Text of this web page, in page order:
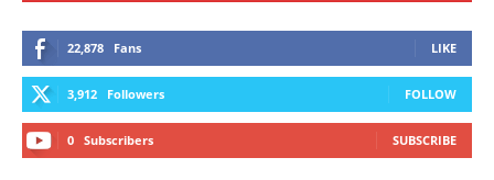
22,878 Fans LIKE
3,912 Followers FOLLOW
0 Subscribers SUBSCRIBE